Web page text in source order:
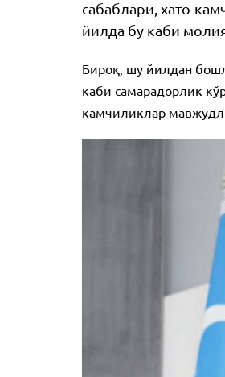
сабаблари, хато-
йилда бу каби
Бироқ, шу йилдан
каби самарадорлик
камчиликлар